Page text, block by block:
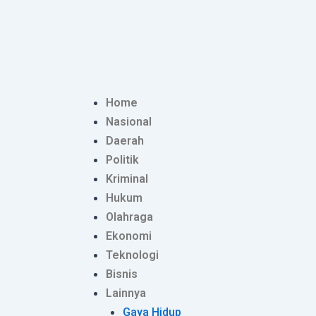
Home
Nasional
Daerah
Politik
Kriminal
Hukum
Olahraga
Ekonomi
Teknologi
Bisnis
Lainnya
Gaya Hidup